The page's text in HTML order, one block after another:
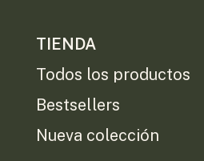
TIENDA
Todos los productos
Bestsellers
Nueva colección